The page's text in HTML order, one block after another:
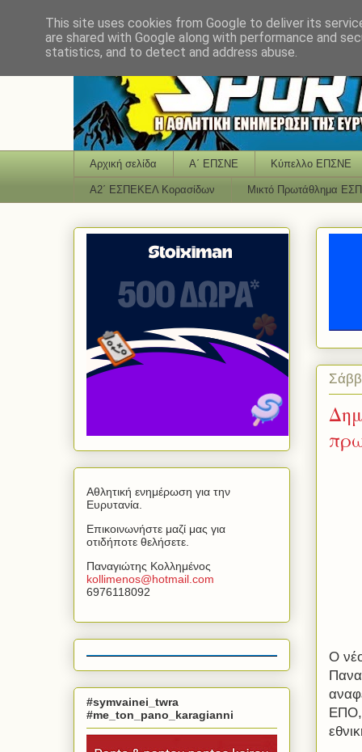
Αρχική σελίδα Α΄ ΕΠΣΝΕ Κύπελλο ΕΠΣΝΕ
Α2΄ ΕΣΠΕΚΕΛ Κορασίδων Μικτό Πρωτάθλημα
Ο
ΕΠΟ,
Αθλητική ενημέρωση για την
Ευρυτανία.
Επικοινωνήστε μαζί μας για
οτιδήποτε θελήσετε.
Παναγιώτης Κολλημένος
kollimenos@hotmail com
6976118092
#symvainei_twra
#me_ton_pano_karagianni
This site uses cookies from Google to deliver its
are shared with Google along with performance and
statistics, and to detect and address abuse.